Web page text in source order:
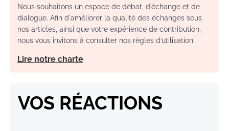
Nous souhaitons un espace de débat, d’échange et de
dialogue. Afin d'améliorer la qualité des échanges sous
nos articles, ainsi que votre expérience de contribution,
nous vous invitons à consulter nos règles d’utilisation.
Lire notre charte
VOS RÉACTIONS